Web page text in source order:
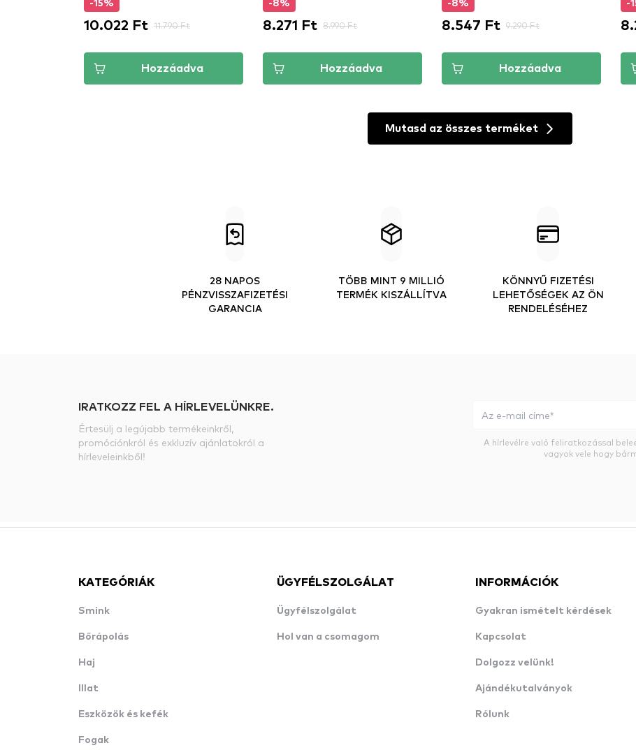
-15%
10.022 Ft 11.790 Ft
Hozzáadva
-8%
8.271 Ft 8.990 Ft
Hozzáadva
-8%
8.547 Ft 9.290 Ft
Hozzáadva
-
Mutasd az összes terméket
28 NAPOS
PÉNZVISSZAFIZETÉSI
GARANCIA
TÖBB MINT 9 MILLIÓ
TERMÉK KISZÁLLÍTVA
KÖNNYŰ FIZETÉSI
LEHETŐSÉGEK AZ ÖN
RENDELÉSÉHEZ
IRATKOZZ FEL A HÍRLEVELÜNKRE.
Értesülj a legújabb termékeinkről,
promóciónkról és exkluzív ajánlatokról a
hírleveleinkből!
A hírlevélre való feliratkozással
vagyok vele hogy
KATEGÓRIÁK
Smink
Bőrápolás
Haj
Illat
Eszközök és kefék
Fogak
ÜGYFÉLSZOLGÁLAT
Ügyfélszolgálat
Hol van a csomagom
INFORMÁCIÓK
Gyakran ismételt kérdések
Kapcsolat
Dolgozz velünk!
Ajándékutalványok
Rólunk